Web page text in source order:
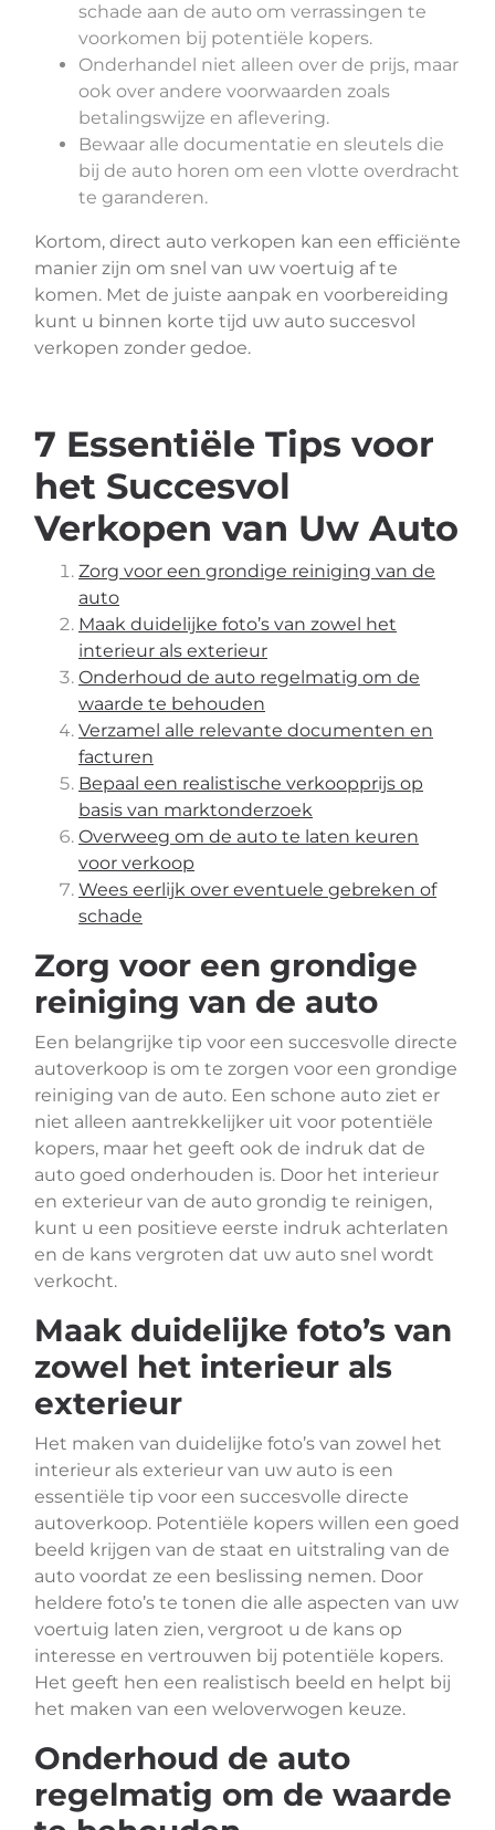
schade aan de auto om verrassingen te
voorkomen bij potentiële kopers.
Onderhandel niet alleen over de prijs, maar
ook over andere voorwaarden zoals
betalingswijze en aflevering.
Bewaar alle documentatie en sleutels die
bij de auto horen om een vlotte overdracht
te garanderen.
Kortom, direct auto verkopen kan een efficiënte
manier zijn om snel van uw voertuig af te
komen. Met de juiste aanpak en voorbereiding
kunt u binnen korte tijd uw auto succesvol
verkopen zonder gedoe.
7 Essentiële Tips voor
het Succesvol
Verkopen van Uw Auto
Zorg voor een grondige reiniging van de
auto
Maak duidelijke foto’s van zowel het
interieur als exterieur
Onderhoud de auto regelmatig om de
waarde te behouden
Verzamel alle relevante documenten en
facturen
Bepaal een realistische verkoopprijs op
basis van marktonderzoek
Overweeg om de auto te laten keuren
voor verkoop
Wees eerlijk over eventuele gebreken of
schade
Zorg voor een grondige
reiniging van de auto
Een belangrijke tip voor een succesvolle directe
autoverkoop is om te zorgen voor een grondige
reiniging van de auto. Een schone auto ziet er
niet alleen aantrekkelijker uit voor potentiële
kopers, maar het geeft ook de indruk dat de
auto goed onderhouden is. Door het interieur
en exterieur van de auto grondig te reinigen,
kunt u een positieve eerste indruk achterlaten
en de kans vergroten dat uw auto snel wordt
verkocht.
Maak duidelijke foto’s van
zowel het interieur als
exterieur
Het maken van duidelijke foto’s van zowel het
interieur als exterieur van uw auto is een
essentiële tip voor een succesvolle directe
autoverkoop. Potentiële kopers willen een goed
beeld krijgen van de staat en uitstraling van de
auto voordat ze een beslissing nemen. Door
heldere foto’s te tonen die alle aspecten van uw
voertuig laten zien, vergroot u de kans op
interesse en vertrouwen bij potentiële kopers.
Het geeft hen een realistisch beeld en helpt bij
het maken van een weloverwogen keuze.
Onderhoud de auto
regelmatig om de waarde